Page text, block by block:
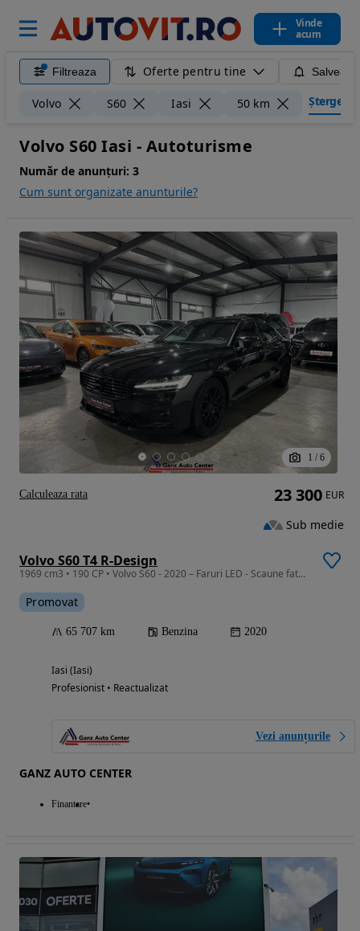
Vinde
acum
Filtreaza Oferte pentru tine
Volvo S60 Iasi 50 km Șterge
Volvo S60 Iasi - Autoturisme
Număr de anunțuri: 3
Cum sunt organizate anunturile?
1 / 6
Volvo S60 T4 R-Design
1969 cm3 • 190 CP • Volvo S60 - 2020 – Faruri LED - Scaune fata si spate incalzite
Promovat
65 707 km Benzina 2020
Iasi (Iasi)
Profesionist • Reactualizat
Vezi anunțurile
GANZ AUTO CENTER
Finantare
23 300 EUR
Sub medie
Calculeaza rata